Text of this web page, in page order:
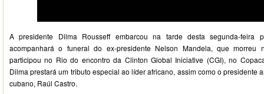
A presidente Dilma Rousseff embarcou na tarde desta segunda-
acompanhará o funeral do ex-presidente Nelson Mandela, que morreu
participou no Rio do encontro da Clinton Global Iniciative (CGI), no
Dilma prestará um tributo especial ao líder africano, assim como o presidente
cubano, Raúl Castro.